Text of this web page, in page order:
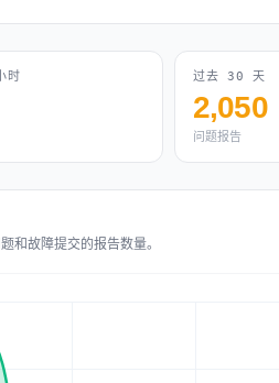
时 过去 30 天
2,050
问题报告
和故障提交的报告数量。